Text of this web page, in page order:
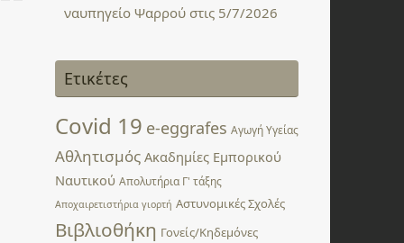
ναυπηγείο Ψαρρού στις 5/7/2026
Ετικέτες
Covid 19 e-eggrafes Αγωγή Υγείας
Αθλητισμός Ακαδημίες Εμπορικού
Ναυτικού Απολυτήρια Γ' τάξης
Αποχαιρετιστήρια γιορτή Αστυνομικές Σχολές
Βιβλιοθήκη Γονείς/Κηδεμόνες